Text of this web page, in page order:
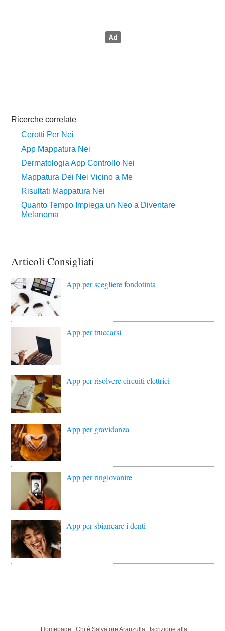
Articoli Consigliati
App per scegliere fondotinta
App per truccarsi
App per risolvere circuiti elettrici
App per gravidanza
App per ringiovanire
App per sbiancare i denti
Homepage Chi è Salvatore Aranzulla Iscrizione alla